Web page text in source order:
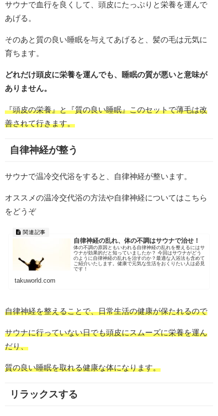
サウナで血行を良くして、頭皮にたっぷりと栄養を運んで
あげる。
そのあと質の良い睡眠を与えてあげると、髪の毛は元気に
育ちます。
どれだけ頭皮に栄養を運んでも、睡眠の質が悪いと意味が
ありません。
『頭皮の栄養』と『質の良い睡眠』このセットで薄毛は改
善されて行きます。
自律神経が整う
サウナで温冷交代浴をすると、自律神経が整います。
オススメの温冷交代浴の方法や自律神経についてはこちら
をどうぞ
自律神経の乱れ、体の不調はサウナで治せ！
体の不調の原因ともいわれる自律神経の乱れを整えるにはサ
ウナが効果的だと知っていましたか？ 今回はサウナがどう
のように自律神経の乱れを治すのか？最適な入浴法も含めて
ご紹介いたします。健康で元気な生活をおくりたい人は必見
です！
takuworld.com
自律神経を整えることで、日常生活の健康が保たれるので
サウナに行っていない日でも頭皮にスムーズに栄養を運ん
だり、
質の良い睡眠を取れる健康な体になります。
リラックスする